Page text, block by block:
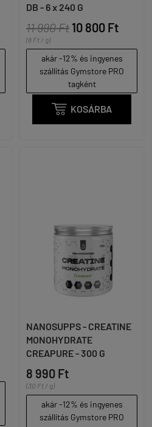
DB - 6 x 240 G
11 990 Ft 10 800 Ft
(8 Ft / g)
akár -12% és ingyenes
szállítás Gymstore PRO
tagként
 KOSÁRBA
NANOSUPPS - CREATINE
MONOHYDRATE
CREAPURE - 300 G
8 990 Ft
(30 Ft / g)
akár -12% és ingyenes
szállítás Gymstore PRO